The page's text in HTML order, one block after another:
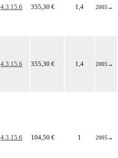
4.3.15.6 355,30 € 1,4 2005 →
4.3.15.6 355,30 € 1,4 2005 →
4.3.15.6 104,50 € 1 2005 →